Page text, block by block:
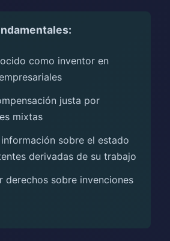
como inventor en
justa por
mixtas
sobre el estado
derivadas de su trabajo
derechos sobre invenciones